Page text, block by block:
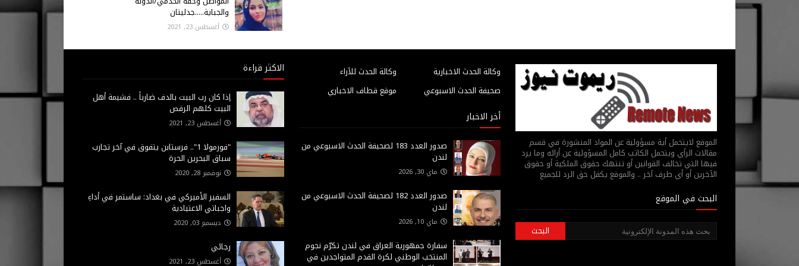
والجباية.....جدليتان
أغسطس 23, 2021
الموقع لايتحمل أية مسؤولية عن المواد المنشورة في قسم
مقالات الرأي ويتحمل الكاتب كامل المسؤولية عن أرائه وما يرد
فيها التي تخالف القوانين أو تنتهك حقوق الملكية أو حقوق
الآخرين أو أي طرف آخر .. والموقع يكفل حق الرد للجميع
البحث في الموقع
وكالة الحدث للآراء
وكالة الحدث الاخبارية
موقع قطاف الاخباري
صحيفة الحدث الاسبوعي
أخر الاخبار
صدور العدد 183 لصحيفة الحدث الاسبوعي من
لندن
ماي 30, 2026
صدور العدد 182 لصحيفة الحدث الاسبوعي من
لندن
ماي 10, 2026
سفارة جمهورية العراق في لندن تكرّم نجوم
المنتخب الوطني لكرة القدم المتواجدين في
الاكثر قراءة
إذا كان رب البيت بالدف ضارباً .. فشيمة أهل
البيت كلهم الرقص
أغسطس 23, 2021
"فورمولا 1".. فرستابن يتفوق في آخر تجارب
سباق البحرين الحرة
نوفمبر 28, 2020
السفير الأميركي في بغداد: ساستمر في أداءِ
واجباتي الاعتيادية
ديسمبر 03, 2020
رجائي
أغسطس 23, 2021